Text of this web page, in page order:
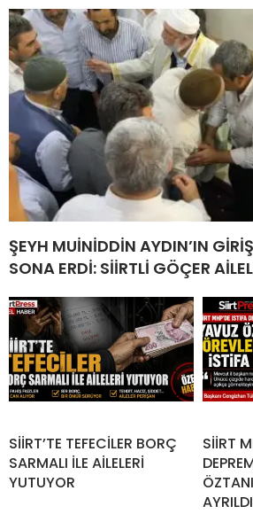
ŞEYH MUİNİDDİN AYDIN’IN
SONA ERDİ: SİİRTLİ GÖÇER
SİİRT’TE TEFECİLER BORÇ
SARMALI İLE AİLELERİ
YUTUYOR
SİİRT
AYRILDI